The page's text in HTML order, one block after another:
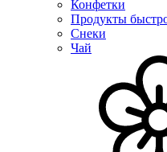
Конфетки
Продукты
Снеки
Чай